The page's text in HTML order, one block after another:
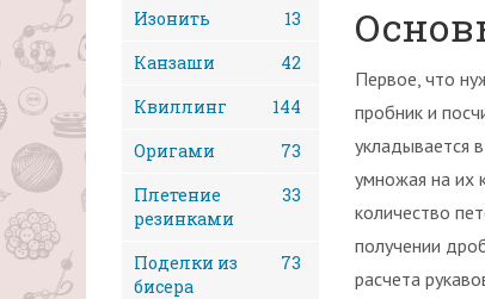
Первое, что
пробник и
укладывается
умножая на их
количество
получении
расчета
Изонить
13
Канзаши
42
Квиллинг
144
Оригами
73
Плетение
резинками
33
Поделки из
бисера
73